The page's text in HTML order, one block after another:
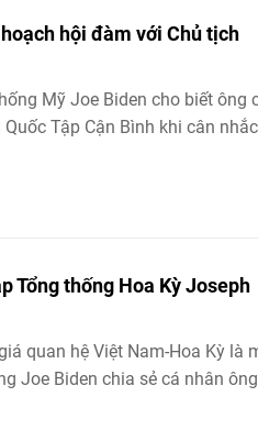
hội đàm với Chủ tịch
Mỹ Joe Biden cho biết ông
Tập Cận Bình khi cân
Tổng thống Hoa Kỳ Joseph
quan hệ Việt Nam-Hoa Kỳ là
Joe Biden chia sẻ cá nhân ông